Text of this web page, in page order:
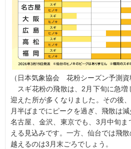
（日本気象協会 花粉シーズン予測資
スギ花粉の飛散は、2月下旬に急増
迎えた所が多くなりました。その後
月半ばまでにピークを過ぎ、飛散は減
名古屋、金沢、東京でも、3月中旬
える見込みです。一方、仙台では飛
越えるのは3月末ごろでしょう。